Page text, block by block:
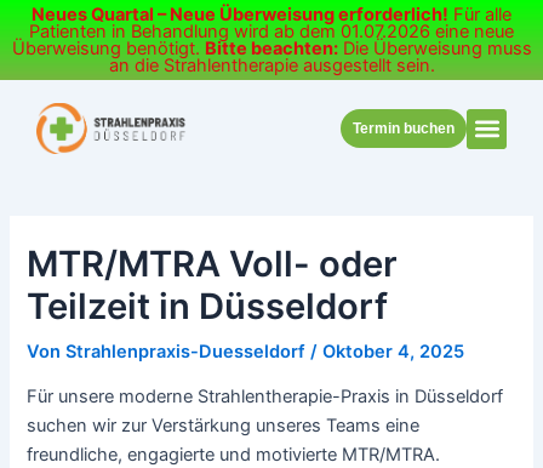
Neues Quartal – Neue Überweisung erforderlich! Für alle
Patienten in Behandlung wird ab dem 01.07.2026 eine neue
Überweisung benötigt. Bitte beachten:Die Überweisung muss
an die Strahlentherapie ausgestellt sein.
Zum
Inhalt
Termin buchen
MTR/MTRA Voll- oder
Teilzeit in Düsseldorf
VonStrahlenpraxis-Duesseldorf/Oktober 4, 2025
Für unsere moderne Strahlentherapie-Praxis in Düsseldorf
suchen wir zur Verstärkung unseres Teams eine
freundliche, engagierte und motivierte MTR/MTRA.